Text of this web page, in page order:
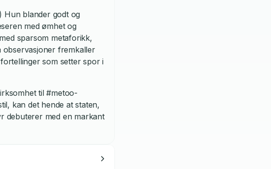
Hun blander godt og
med ømhet og
sparsom metaforikk,
observasjoner fremkaller
som setter spor i
til #metoo-
kan det hende at staten,
debuterer med en markant